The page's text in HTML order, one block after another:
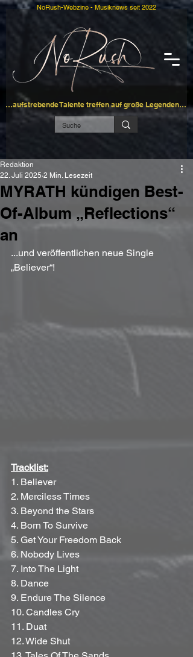
…aufstrebende Talente treffen auf große Legenden…
NoRush-Webzine - Musiknews seit 2022
MYRATH kündigen Best-
Of-Album „Reflections“
an
Redaktion
22. Juli 2025 2 Min. Lesezeit
...und veröffentlichen neue Single
„Believer“!
Tracklist:
1. Believer
2. Merciless Times
3. Beyond the Stars
4. Born To Survive
5. Get Your Freedom Back
6. Nobody Lives
7. Into The Light
8. Dance
9. Endure The Silence
10. Candles Cry
11. Duat
12. Wide Shut